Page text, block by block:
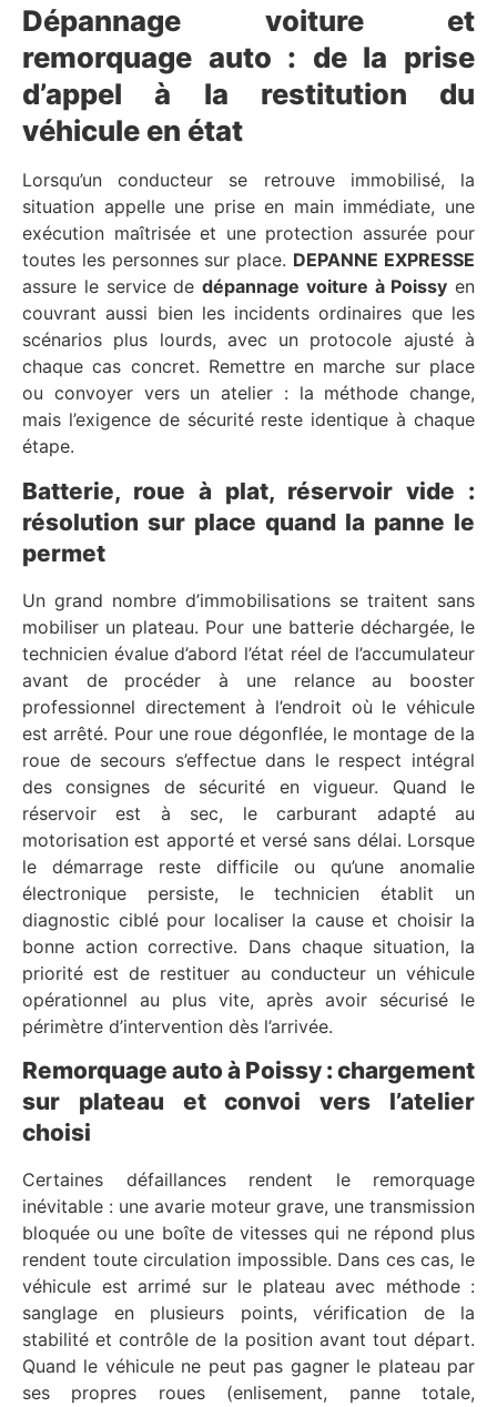
Dépannage voiture et
remorquage auto : de la prise
d’appel à la restitution du
véhicule en état
Lorsqu’un conducteur se retrouve immobilisé, la
situation appelle une prise en main immédiate, une
exécution maîtrisée et une protection assurée pour
toutes les personnes sur place. DEPANNE EXPRESSE
assure le service de dépannage voiture à Poissy en
couvrant aussi bien les incidents ordinaires que les
scénarios plus lourds, avec un protocole ajusté à
chaque cas concret. Remettre en marche sur place
ou convoyer vers un atelier : la méthode change,
mais l’exigence de sécurité reste identique à chaque
étape.
Batterie, roue à plat, réservoir vide :
résolution sur place quand la panne le
permet
Un grand nombre d’immobilisations se traitent sans
mobiliser un plateau. Pour une batterie déchargée, le
technicien évalue d’abord l’état réel de l’accumulateur
avant de procéder à une relance au booster
professionnel directement à l’endroit où le véhicule
est arrêté. Pour une roue dégonflée, le montage de la
roue de secours s’effectue dans le respect intégral
des consignes de sécurité en vigueur. Quand le
réservoir est à sec, le carburant adapté au
motorisation est apporté et versé sans délai. Lorsque
le démarrage reste difficile ou qu’une anomalie
électronique persiste, le technicien établit un
diagnostic ciblé pour localiser la cause et choisir la
bonne action corrective. Dans chaque situation, la
priorité est de restituer au conducteur un véhicule
opérationnel au plus vite, après avoir sécurisé le
périmètre d’intervention dès l’arrivée.
Remorquage auto à Poissy : chargement
sur plateau et convoi vers l’atelier
choisi
Certaines défaillances rendent le remorquage
inévitable : une avarie moteur grave, une transmission
bloquée ou une boîte de vitesses qui ne répond plus
rendent toute circulation impossible. Dans ces cas, le
véhicule est arrimé sur le plateau avec méthode :
sanglage en plusieurs points, vérification de la
stabilité et contrôle de la position avant tout départ.
Quand le véhicule ne peut pas gagner le plateau par
ses propres roues (enlisement, panne totale,